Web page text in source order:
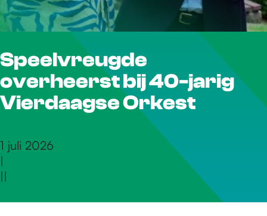
r
d
e
o
Speelvreugde
overheerst bij 40-jarig
Vierdaagse Orkest
1 juli 2026
|
||